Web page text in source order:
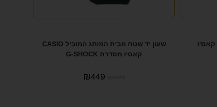
שעון יד שטח מבית המותג המוביל CASIO
קאסיו מסדרת G-SHOCK
₪499
₪449